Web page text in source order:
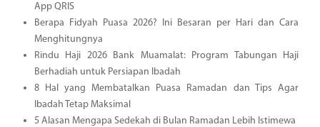
App QRIS
Berapa Fidyah Puasa 2026? Ini Besaran per Hari dan Cara
Menghitungnya
Rindu Haji 2026 Bank Muamalat: Program Tabungan Haji
Berhadiah untuk Persiapan Ibadah
8 Hal yang Membatalkan Puasa Ramadan dan Tips Agar
Ibadah Tetap Maksimal
5 Alasan Mengapa Sedekah di Bulan Ramadan Lebih Istimewa